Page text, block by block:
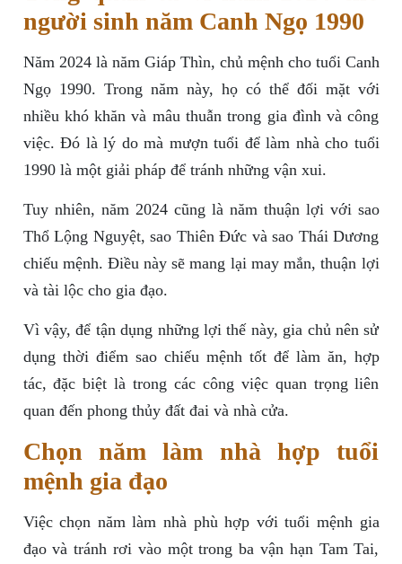
người sinh năm Canh Ngọ 1990
Năm 2024 là năm Giáp Thìn, chủ mệnh cho tuổi Canh
Ngọ 1990. Trong năm này, họ có thể đối mặt với
nhiều khó khăn và mâu thuẫn trong gia đình và công
việc. Đó là lý do mà mượn tuổi để làm nhà cho tuổi
1990 là một giải pháp để tránh những vận xui.
Tuy nhiên, năm 2024 cũng là năm thuận lợi với sao
Thổ Lộng Nguyệt, sao Thiên Đức và sao Thái Dương
chiếu mệnh. Điều này sẽ mang lại may mắn, thuận lợi
và tài lộc cho gia đạo.
Vì vậy, để tận dụng những lợi thế này, gia chủ nên sử
dụng thời điểm sao chiếu mệnh tốt để làm ăn, hợp
tác, đặc biệt là trong các công việc quan trọng liên
quan đến phong thủy đất đai và nhà cửa.
Chọn năm làm nhà hợp tuổi
mệnh gia đạo
Việc chọn năm làm nhà phù hợp với tuổi mệnh gia
đạo và tránh rơi vào một trong ba vận hạn Tam Tai,